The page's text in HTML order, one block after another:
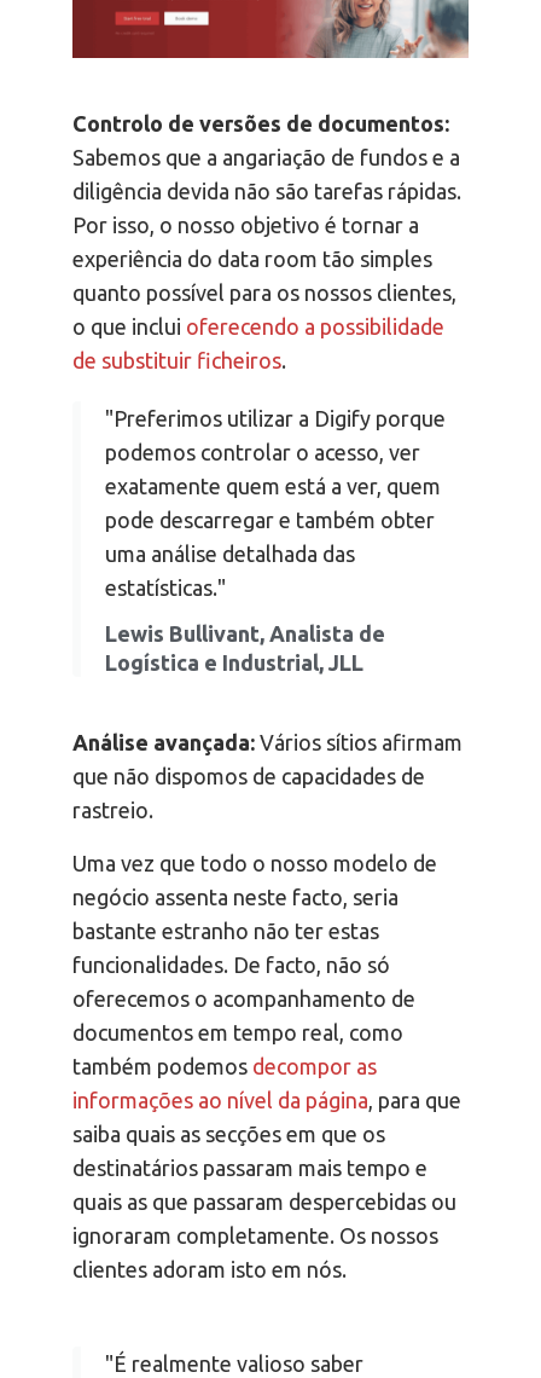
Controlo de versões de documentos:
Sabemos que a angariação de fundos e a
diligência devida não são tarefas rápidas.
Por isso, o nosso objetivo é tornar a
experiência do data room tão simples
quanto possível para os nossos clientes,
o que inclui oferecendo a possibilidade
de substituir ficheiros.
"Preferimos utilizar a Digify porque
podemos controlar o acesso, ver
exatamente quem está a ver, quem
pode descarregar e também obter
uma análise detalhada das
estatísticas."
Lewis Bullivant, Analista de
Logística e Industrial, JLL
Análise avançada: Vários sítios afirmam
que não dispomos de capacidades de
rastreio.
Uma vez que todo o nosso modelo de
negócio assenta neste facto, seria
bastante estranho não ter estas
funcionalidades. De facto, não só
oferecemos o acompanhamento de
documentos em tempo real, como
também podemos decompor as
informações ao nível da página, para que
saiba quais as secções em que os
destinatários passaram mais tempo e
quais as que passaram despercebidas ou
ignoraram completamente. Os nossos
clientes adoram isto em nós.
"É realmente valioso saber